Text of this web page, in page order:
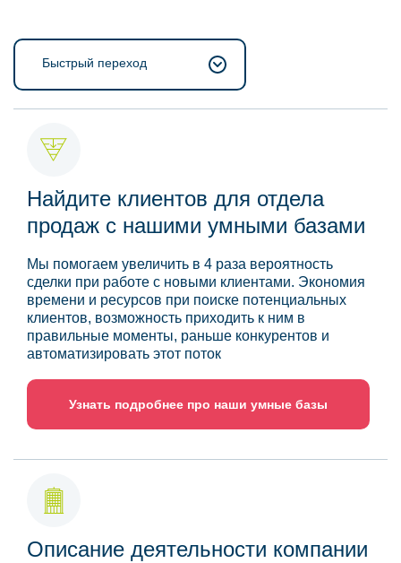
Быстрый переход
Найдите клиентов для отдела
продаж с нашими умными базами
Мы помогаем увеличить в 4 раза вероятность
сделки при работе с новыми клиентами. Экономия
времени и ресурсов при поиске потенциальных
клиентов, возможность приходить к ним в
правильные моменты, раньше конкурентов и
автоматизировать этот поток
Узнать подробнее про наши умные базы
Описание деятельности компании